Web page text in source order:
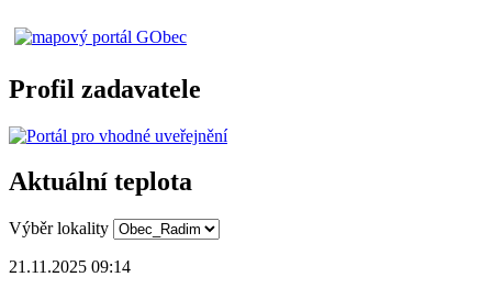
Profil zadavatele
Aktuální teplota
Výběr lokality
21.11.2025 09:14